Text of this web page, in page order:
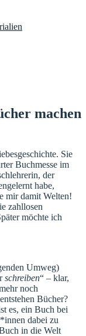
machen
Sie
Buchmesse im
der
habe,
mir damit Welten!
zahllosen
möchte ich
Umweg)
schreiben“ – klar,
noch
Bücher?
es, ein Buch bei
dabei zu
in die Welt